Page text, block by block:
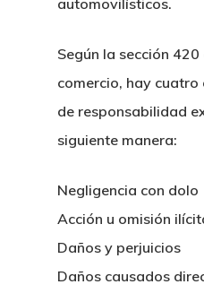
Según la sección
comercio, hay
de responsabilidad
siguiente manera:
Negligencia con dolo
Acción u omisión
Daños y perjuicios
Daños causados